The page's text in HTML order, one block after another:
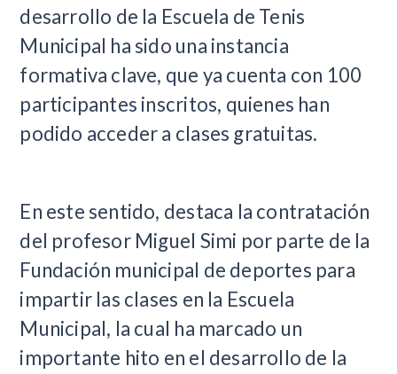
desarrollo de la Escuela de Tenis
Municipal ha sido una instancia
formativa clave, que ya cuenta con 100
participantes inscritos, quienes han
podido acceder a clases gratuitas.
En este sentido, destaca la contratación
del profesor Miguel Simi por parte de la
Fundación municipal de deportes para
impartir las clases en la Escuela
Municipal, la cual ha marcado un
importante hito en el desarrollo de la